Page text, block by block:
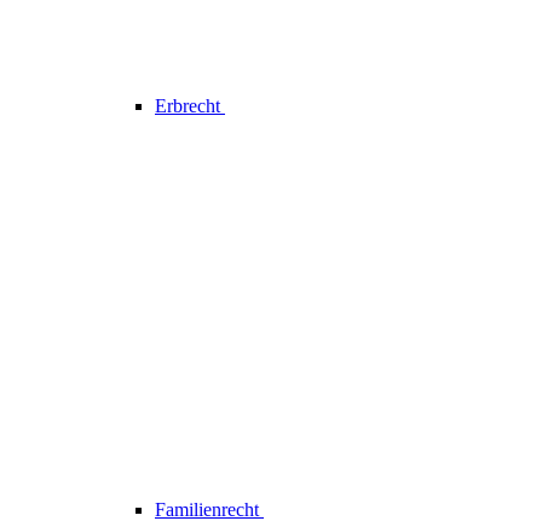
Erbrecht
Familienrecht